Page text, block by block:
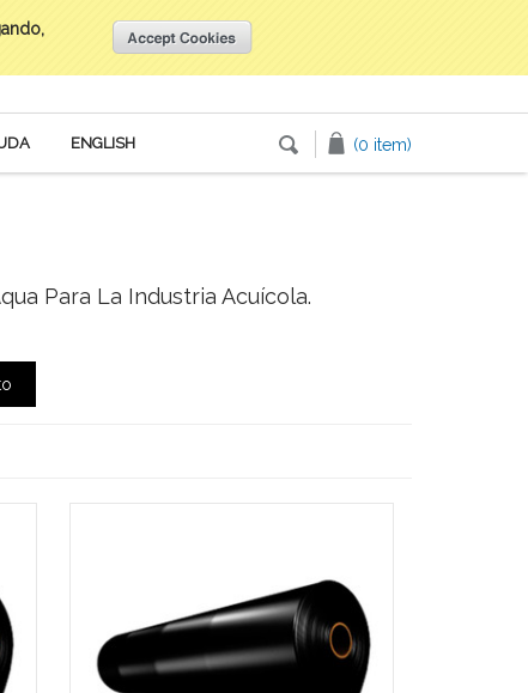
Inicia tu sesión
ENGLISH (0 item)
Para La Industria Acuícola.